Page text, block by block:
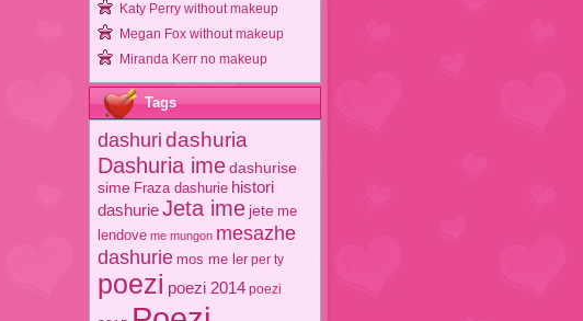
Katy Perry without makeup
Megan Fox without makeup
Miranda Kerr no makeup
Tags
dashuridashuria
Dashuria imedashurise
sime Fraza dashurie histori
dashurieJeta ime jete me
lendove me mungon mesazhe
dashurie mos me ler per ty
poezi poezi 2014 poezi